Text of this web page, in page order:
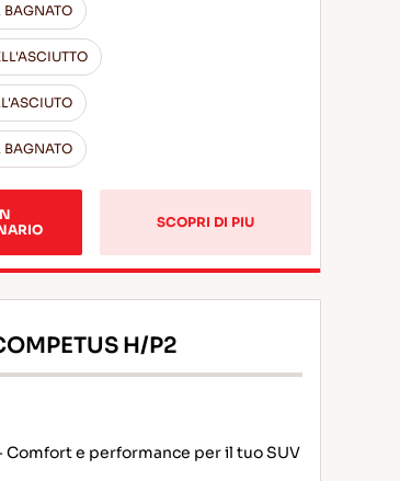
BAGNATO
BAGNATO
SCOPRI DI PIU
H/P2
Comfort e performance per il tuo SUV